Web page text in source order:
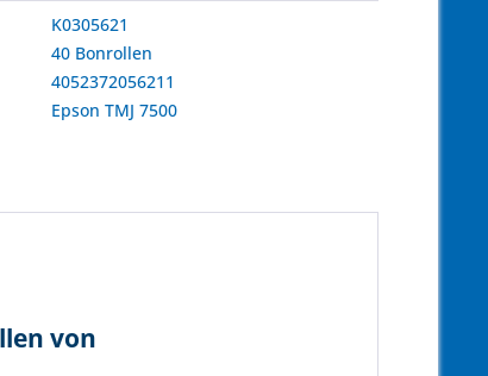
K0305621
40 Bonrollen
4052372056211
Epson TMJ 7500
von